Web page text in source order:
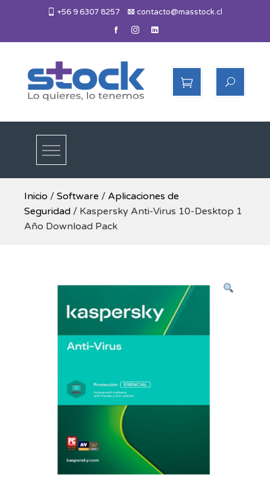
+56 9 6307 8257 contacto@masstock.cl
Más Stock
Inicio / Software / Aplicaciones de
Seguridad / Kaspersky Anti-Virus 10-Desktop 1
Año Download Pack